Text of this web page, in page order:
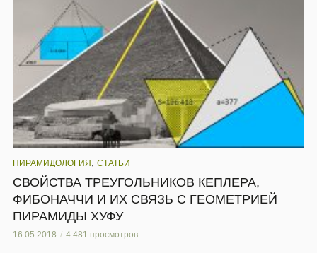
ПИРАМИДОЛОГИЯ СТАТЬИ
СВОЙСТВА ТРЕУГОЛЬНИКОВ КЕПЛЕРА,
ФИБОНАЧЧИ И ИХ СВЯЗЬ С ГЕОМЕТРИЕЙ
ПИРАМИДЫ ХУФУ
16.05.2018 4 481 просмотров